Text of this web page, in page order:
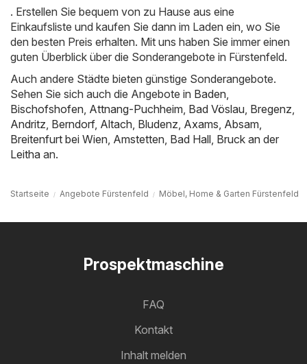
. Erstellen Sie bequem von zu Hause aus eine
Einkaufsliste und kaufen Sie dann im Laden ein, wo Sie
den besten Preis erhalten. Mit uns haben Sie immer einen
guten Überblick über die Sonderangebote in Fürstenfeld.
Auch andere Städte bieten günstige Sonderangebote.
Sehen Sie sich auch die Angebote in Baden,
Bischofshofen, Attnang-Puchheim, Bad Vöslau, Bregenz,
Andritz, Berndorf, Altach, Bludenz, Axams, Absam,
Breitenfurt bei Wien, Amstetten, Bad Hall, Bruck an der
Leitha an.
Startseite Angebote Fürstenfeld Möbel, Home & Garten Fürstenfeld
Prospektmaschine
FAQ
Kontakt
Inhalt melden